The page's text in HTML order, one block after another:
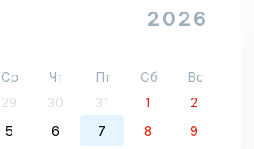
2026
Ср Чт Пт Сб
Вс
29 30 31 1
2
5 6 7 8
9